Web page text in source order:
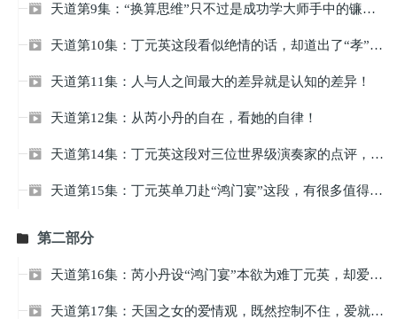
 天道第9集：“换算思维”只不过是成功学大师手中的镰刀罢了！
 天道第10集：丁元英这段看似绝情的话，却道出了“孝”的本质！
 天道第11集：人与人之间最大的差异就是认知的差异！
 天道第12集：从芮小丹的自在，看她的自律！
 天道第14集：丁元英这段对三位世界级演奏家的点评，透彻！
 天道第15集：丁元英单刀赴“鸿门宴”这段，有很多值得我们细品！
 第二部分
 天道第16集：芮小丹设“鸿门宴”本欲为难丁元英，却爱上了他！
 天道第17集：天国之女的爱情观，既然控制不住，爱就是了！